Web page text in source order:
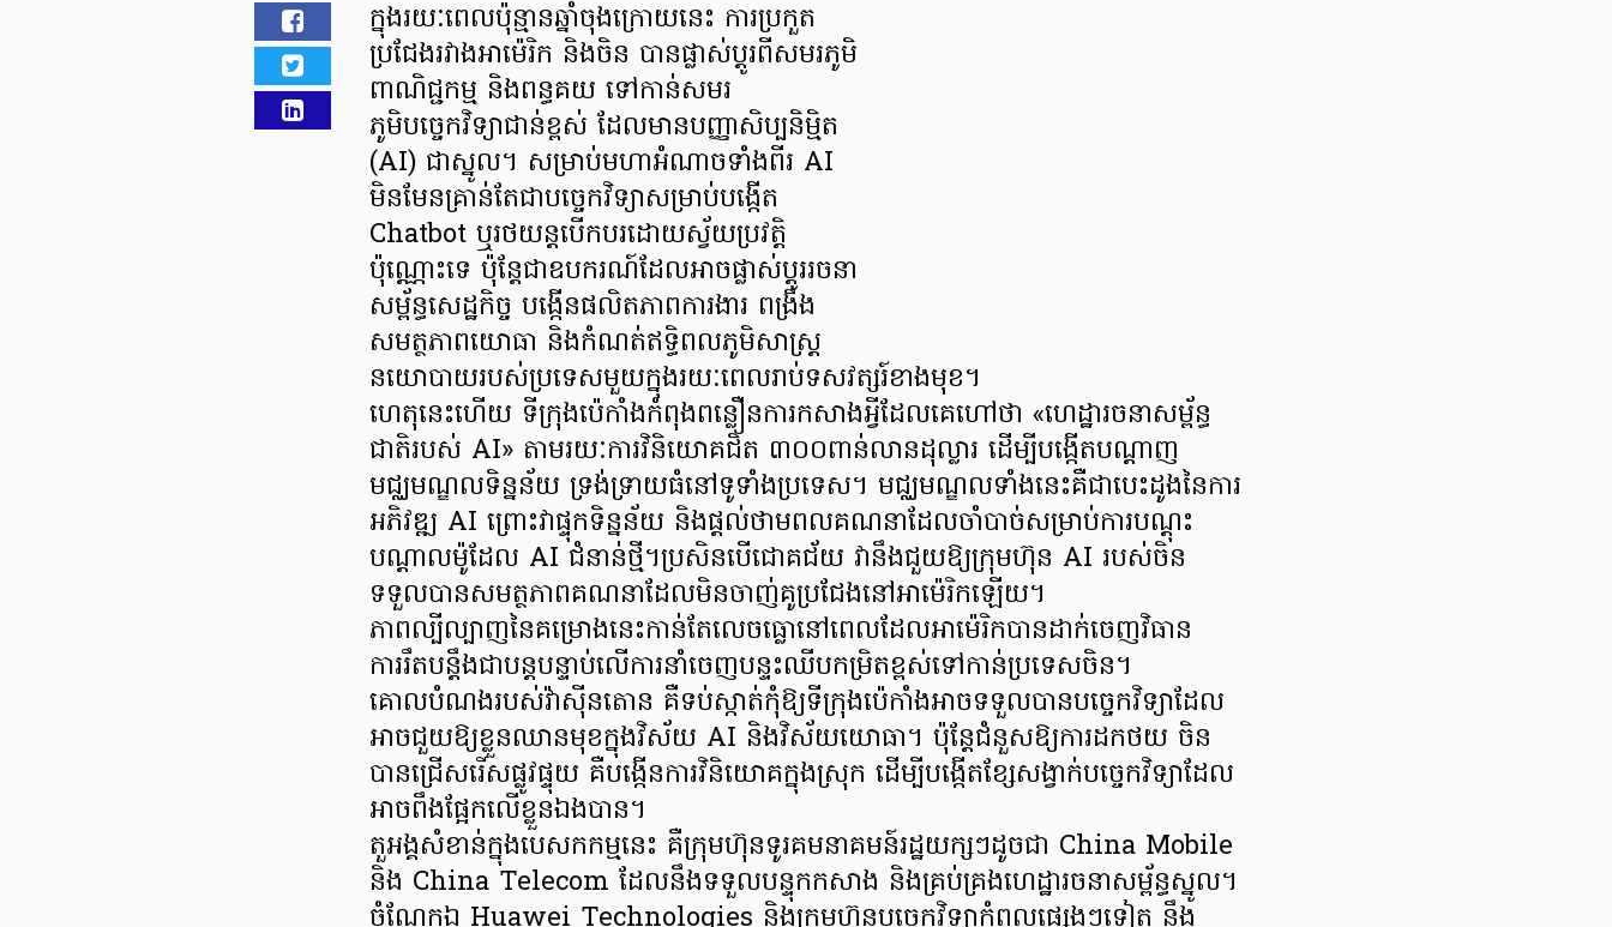
ក្នុងរយៈពេលប៉ុន្មានឆ្នាំចុងក្រោយនេះ ការប្រកួត
ប្រជែងរវាងអាម៉េរិក និងចិន បានផ្លាស់ប្តូរពីសមរភូមិ
ពាណិជ្ជកម្ម និងពន្ធគយ ទៅកាន់សមរ
ភូមិបច្ចេកវិទ្យាជាន់ខ្ពស់ ដែលមានបញ្ញាសិប្បនិម្មិត
(AI) ជាស្នូល។ សម្រាប់មហាអំណាចទាំងពីរ AI
មិនមែនគ្រាន់តែជាបច្ចេកវិទ្យាសម្រាប់បង្កើត
Chatbot ឬរថយន្តបើកបរដោយស្វ័យប្រវត្តិ
ប៉ុណ្ណោះទេ ប៉ុន្តែជាឧបករណ៍ដែលអាចផ្លាស់ប្តូររចនា
សម្ព័ន្ធសេដ្ឋកិច្ច បង្កើនផលិតភាពការងារ ពង្រឹង
សមត្ថភាពយោធា និងកំណត់ឥទ្ធិពលភូមិសាស្ត្រ
នយោបាយរបស់ប្រទេសមួយក្នុងរយៈពេលរាប់ទសវត្សរ៍ខាងមុខ។
ហេតុនេះហើយ ទីក្រុងប៉េកាំងកំពុងពន្លឿនការកសាងអ្វីដែលគេហៅថា «ហេដ្ឋារចនាសម្ព័ន្ធ
ជាតិរបស់ AI» តាមរយៈការវិនិយោគជិត ៣០០ពាន់លានដុល្លារ ដើម្បីបង្កើតបណ្តាញ
មជ្ឈមណ្ឌលទិន្នន័យ ទ្រង់ទ្រាយធំនៅទូទាំងប្រទេស។ មជ្ឈមណ្ឌលទាំងនេះគឺជាបេះដូងនៃការ
អភិវឌ្ឍ AI ព្រោះវាផ្ទុកទិន្នន័យ និងផ្តល់ថាមពលគណនាដែលចាំបាច់សម្រាប់ការបណ្តុះ
បណ្តាលម៉ូដែល AI ជំនាន់ថ្មី។ប្រសិនបើជោគជ័យ វានឹងជួយឱ្យក្រុមហ៊ុន AI របស់ចិន
ទទួលបានសមត្ថភាពគណនាដែលមិនចាញ់គូប្រជែងនៅអាម៉េរិកឡើយ។
ភាពល្បីល្បាញនៃគម្រោងនេះកាន់តែលេចធ្លោនៅពេលដែលអាម៉េរិកបានដាក់ចេញវិធាន
ការរឹតបន្តឹងជាបន្តបន្ទាប់លើការនាំចេញបន្ទះឈីបកម្រិតខ្ពស់ទៅកាន់ប្រទេសចិន។
គោលបំណងរបស់វ៉ាស៊ីនតោន គឺទប់ស្កាត់កុំឱ្យទីក្រុងប៉េកាំងអាចទទួលបានបច្ចេកវិទ្យាដែល
អាចជួយឱ្យខ្លួនឈានមុខក្នុងវិស័យ AI និងវិស័យយោធា។ ប៉ុន្តែជំនួសឱ្យការដកថយ ចិន
បានជ្រើសរើសផ្លូវផ្ទុយ គឺបង្កើនការវិនិយោគក្នុងស្រុក ដើម្បីបង្កើតខ្សែសង្វាក់បច្ចេកវិទ្យាដែល
អាចពឹងផ្អែកលើខ្លួនឯងបាន។
តួអង្គសំខាន់ក្នុងបេសកកម្មនេះ គឺក្រុមហ៊ុនទូរគមនាគមន៍រដ្ឋយក្សៗដូចជា China Mobile
និង China Telecom ដែលនឹងទទួលបន្ទុកកសាង និងគ្រប់គ្រងហេដ្ឋារចនាសម្ព័ន្ធស្នូល។